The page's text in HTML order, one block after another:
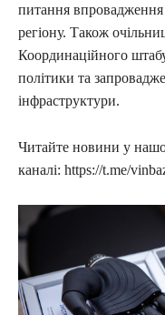
питання впровадження
регіону. Також
Координаційного штабу
політики та
інфраструктури.
Читайте новини у
каналі: https://t.me/